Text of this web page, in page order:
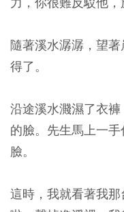
隨著溪水潺潺，望
得了。
沿途溪水濺濕了衣
的臉。先生馬上一
臉。
這時，我就看著我